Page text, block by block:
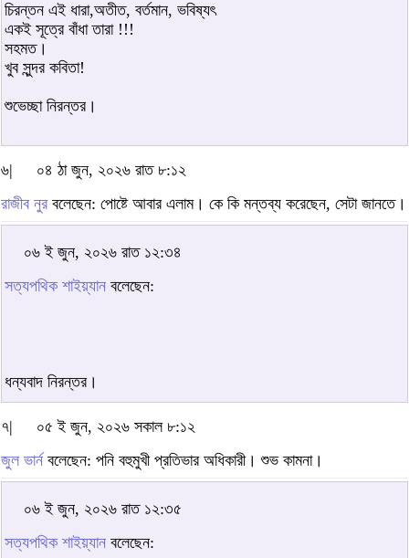
চিরন্তন এই ধারা,অতীত, বর্তমান, ভবিষ্যৎ
একই সূত্রে বাঁধা তারা !!!
সহমত।
খুব সুন্দর কবিতা!
শুভেচ্ছা নিরন্তর।
৬|
০৪ ঠা জুন, ২০২৬ রাত ৮:১২
রাজীব নুর বলেছেন: পোষ্টে আবার এলাম। কে কি মন্তব্য করেছেন, সেটা জানতে।
০৬ ই জুন, ২০২৬ রাত ১২:৩৪
সত্যপথিক শাইয়্যান বলেছেন:
ধন্যবাদ নিরন্তর।
৭|
০৫ ই জুন, ২০২৬ সকাল ৮:১২
জুল ভার্ন বলেছেন: পনি বহুমুখী প্রতিভার অধিকারী। শুভ কামনা।
০৬ ই জুন, ২০২৬ রাত ১২:৩৫
সত্যপথিক শাইয়্যান বলেছেন: